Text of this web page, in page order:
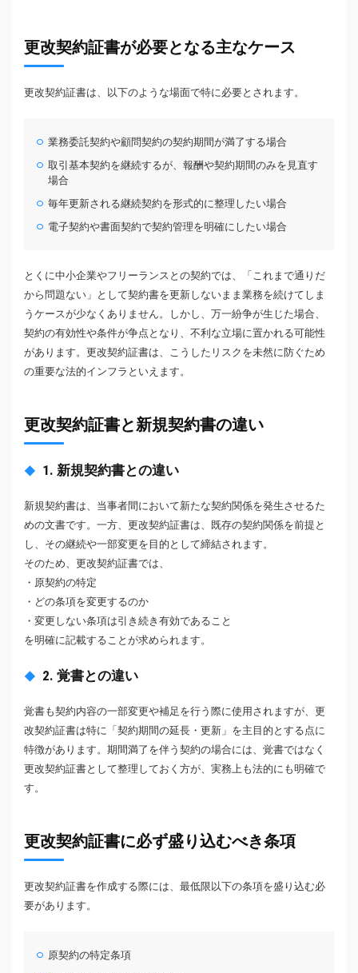
更改契約証書が必要となる主なケース
更改契約証書は、以下のような場面で特に必要とされます。
業務委託契約や顧問契約の契約期間が満了する場合
取引基本契約を継続するが、報酬や契約期間のみを見直す
場合
毎年更新される継続契約を形式的に整理したい場合
電子契約や書面契約で契約管理を明確にしたい場合
とくに中小企業やフリーランスとの契約では、「これまで通りだ
から問題ない」として契約書を更新しないまま業務を続けてしま
うケースが少なくありません。しかし、万一紛争が生じた場合、
契約の有効性や条件が争点となり、不利な立場に置かれる可能性
があります。更改契約証書は、こうしたリスクを未然に防ぐため
の重要な法的インフラといえます。
更改契約証書と新規契約書の違い
1. 新規契約書との違い
新規契約書は、当事者間において新たな契約関係を発生させるた
めの文書です。一方、更改契約証書は、既存の契約関係を前提と
し、その継続や一部変更を目的として締結されます。
そのため、更改契約証書では、
・原契約の特定
・どの条項を変更するのか
・変更しない条項は引き続き有効であること
を明確に記載することが求められます。
2. 覚書との違い
覚書も契約内容の一部変更や補足を行う際に使用されますが、更
改契約証書は特に「契約期間の延長・更新」を主目的とする点に
特徴があります。期間満了を伴う契約の場合には、覚書ではなく
更改契約証書として整理しておく方が、実務上も法的にも明確で
す。
更改契約証書に必ず盛り込むべき条項
更改契約証書を作成する際には、最低限以下の条項を盛り込む必
要があります。
原契約の特定条項